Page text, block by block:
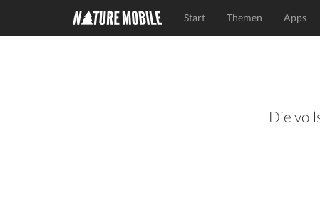
Start Themen Apps
Die